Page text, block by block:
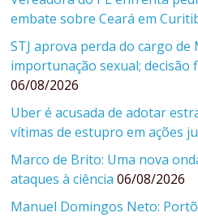
embate sobre Ceará em
STJ aprova perda do cargo de
importunação sexual; decisão
06/08/2026
Uber é acusada de adotar
vítimas de estupro em ações
Marco de Brito: Uma nova
ataques à ciência 06/08/2026
Manuel Domingos Neto: